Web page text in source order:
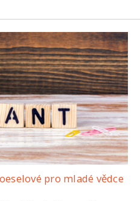
pro mladé vědce